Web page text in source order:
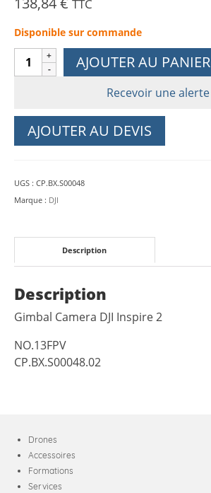
TTC
Disponible sur commande
quantité
de
Inspire
AJOUTER AU PANIER
Recevoir une alerte
AJOUTER AU DEVIS
UGS : CP.BX.S00048
Marque : DJI
Description
Description
Gimbal Camera DJI Inspire 2
NO.13FPV
CP.BX.S00048.02
Drones
Accessoires
Formations
Services